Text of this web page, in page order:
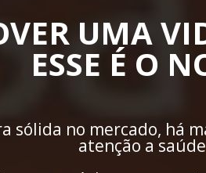
UMA
ESSE É O
sólida no mercado, há
atenção a